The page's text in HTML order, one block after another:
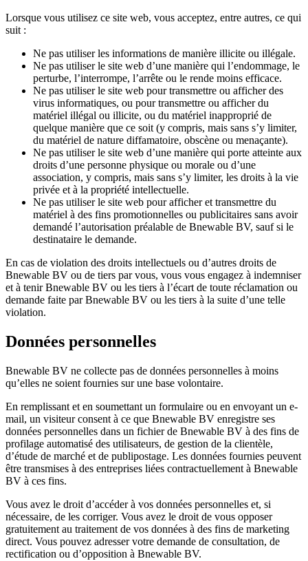
Lorsque vous utilisez ce site web, vous acceptez, entre autres, ce qui
suit :
Ne pas utiliser les informations de manière illicite ou illégale.
Ne pas utiliser le site web d’une manière qui l’endommage, le
perturbe, l’interrompe, l’arrête ou le rende moins efficace.
Ne pas utiliser le site web pour transmettre ou afficher des
virus informatiques, ou pour transmettre ou afficher du
matériel illégal ou illicite, ou du matériel inapproprié de
quelque manière que ce soit (y compris, mais sans s’y limiter,
du matériel de nature diffamatoire, obscène ou menaçante).
Ne pas utiliser le site web d’une manière qui porte atteinte aux
droits d’une personne physique ou morale ou d’une
association, y compris, mais sans s’y limiter, les droits à la vie
privée et à la propriété intellectuelle.
Ne pas utiliser le site web pour afficher et transmettre du
matériel à des fins promotionnelles ou publicitaires sans avoir
demandé l’autorisation préalable de Bnewable BV, sauf si le
destinataire le demande.
En cas de violation des droits intellectuels ou d’autres droits de
Bnewable BV ou de tiers par vous, vous vous engagez à indemniser
et à tenir Bnewable BV ou les tiers à l’écart de toute réclamation ou
demande faite par Bnewable BV ou les tiers à la suite d’une telle
violation.
Données personnelles
Bnewable BV ne collecte pas de données personnelles à moins
qu’elles ne soient fournies sur une base volontaire.
En remplissant et en soumettant un formulaire ou en envoyant un e-
mail, un visiteur consent à ce que Bnewable BV enregistre ses
données personnelles dans un fichier de Bnewable BV à des fins de
profilage automatisé des utilisateurs, de gestion de la clientèle,
d’étude de marché et de publipostage. Les données fournies peuvent
être transmises à des entreprises liées contractuellement à Bnewable
BV à ces fins.
Vous avez le droit d’accéder à vos données personnelles et, si
nécessaire, de les corriger. Vous avez le droit de vous opposer
gratuitement au traitement de vos données à des fins de marketing
direct. Vous pouvez adresser votre demande de consultation, de
rectification ou d’opposition à Bnewable BV.